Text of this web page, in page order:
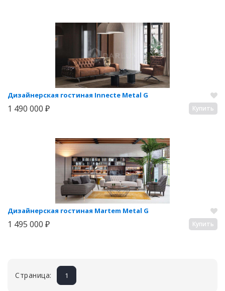
Дизайнерская гостиная Innecte Metal G
1 490 000 ₽ Купить
Дизайнерская гостиная Martem Metal G
1 495 000 ₽ Купить
Страница: 1